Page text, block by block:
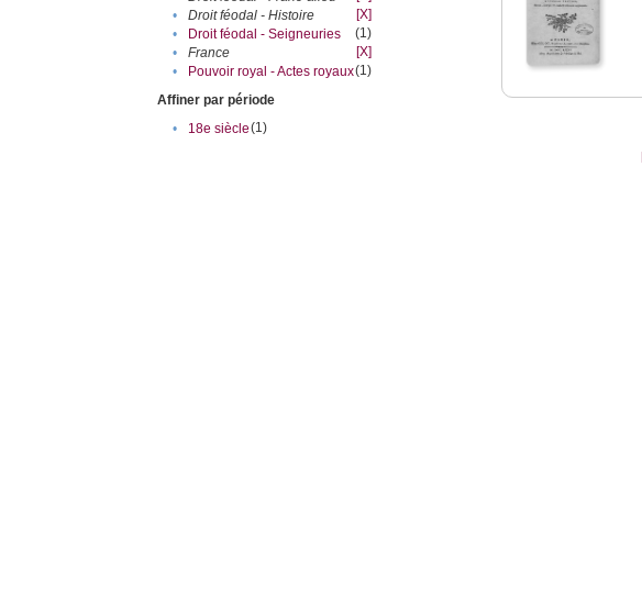
•
Droit féodal - Histoire
[X]
•
Droit féodal - Seigneuries
(1)
•
France
[X]
•
Pouvoir royal - Actes royaux(1)
Affiner par période
•
18e siècle(1)